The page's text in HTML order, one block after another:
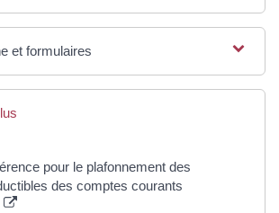
et formulaires
pour le plafonnement des
des comptes courants